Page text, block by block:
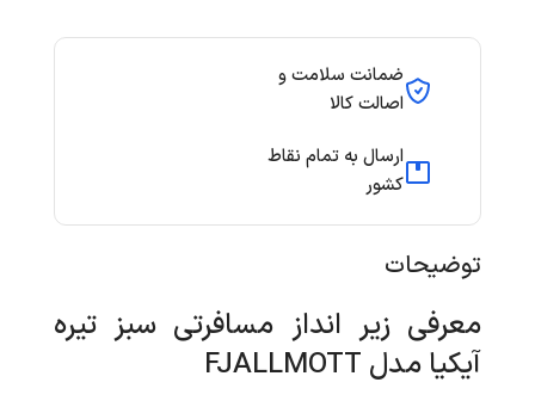
ضمانت سلامت و
اصالت کالا
ارسال به تمام نقاط
کشور
توضیحات
معرفی زیر انداز مسافرتی سبز تیره
آیکیا مدل FJALLMOTT